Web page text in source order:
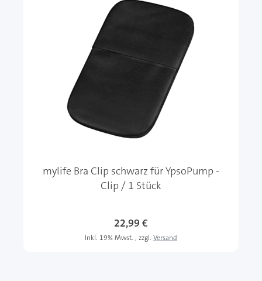
mylife Bra Clip schwarz für YpsoPump -
Clip / 1 Stück
22,99 €
Inkl. 19% Mwst. , zzgl. Versand